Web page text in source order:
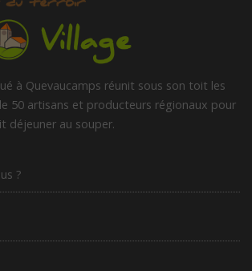
à Quevaucamps réunit sous son toit les
50 artisans et producteurs régionaux pour
déjeuner au souper.
?